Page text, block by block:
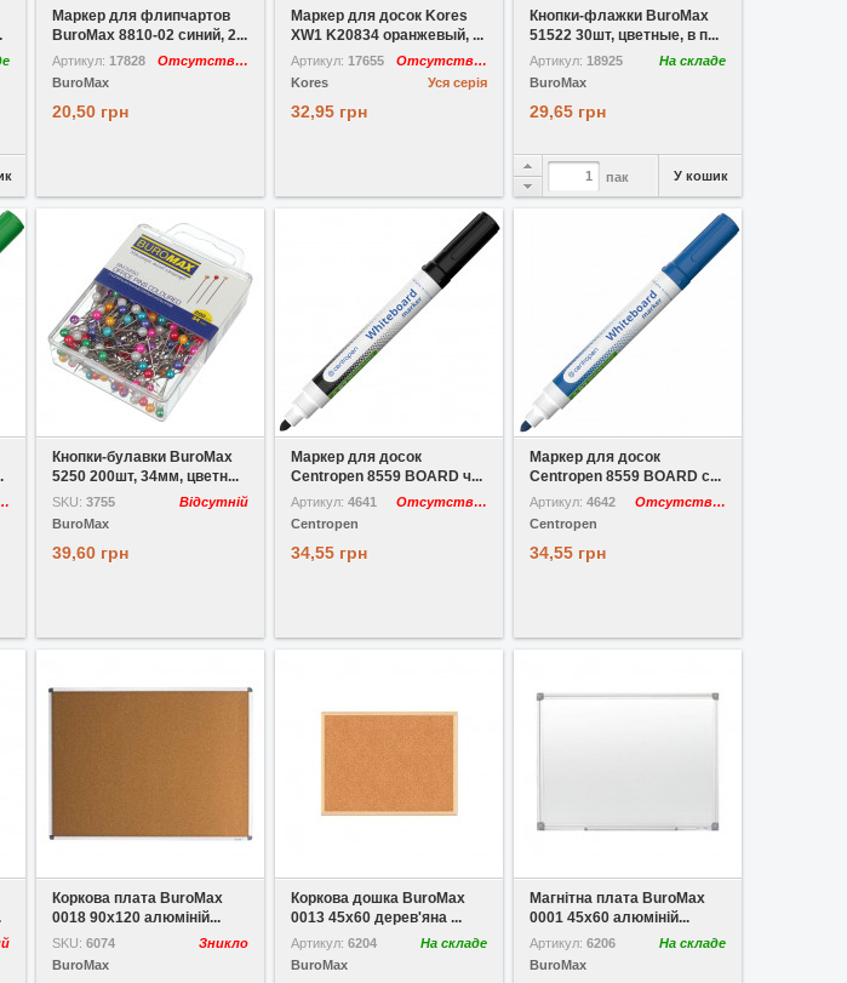
Маркер для флипчартов
BuroMax 8810-02 синий, 2...
Артикул: 17828
Отсутствует
BuroMax
20,50 грн
Маркер для досок Kores
XW1 K20834 оранжевый, ...
Артикул: 17655
Отсутствует
Уся серія
Kores
32,95 грн
Кнопки-флажки BuroMax
51522 30шт, цветные, в п...
Артикул: 18925
На складе
BuroMax
29,65 грн
пак У кошик
У вибране
Кнопки-булавки BuroMax
5250 200шт, 34мм, цветн...
SKU: 3755
Відсутній
BuroMax
39,60 грн
Маркер для досок
Centropen 8559 BOARD ч...
Артикул: 4641
Отсутствует
Centropen
34,55 грн
Маркер для досок
Centropen 8559 BOARD с...
Артикул: 4642
Отсутствует
Centropen
34,55 грн
Коркова плата BuroMax
0018 90x120 алюміній...
SKU: 6074
Зникло
BuroMax
Коркова дошка BuroMax
0013 45x60 дерев'яна ...
Артикул: 6204
На складе
BuroMax
Магнітна плата BuroMax
0001 45x60 алюміній...
Артикул: 6206
На складе
BuroMax